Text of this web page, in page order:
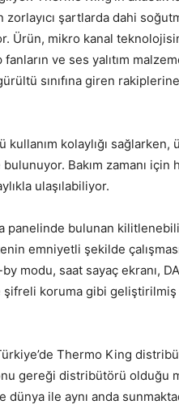
şartlarda dahi
Ürün, mikro kanal
ve ses yalıtım
sınıfına giren
kolaylığı
Bakım zamanı için
ulaşılabiliyor.
panelinde bulunan
emniyetli şekilde
modu, saat sayaç ekranı,
koruma gibi
Thermo King
gereği distribütörü olduğu
ile aynı anda